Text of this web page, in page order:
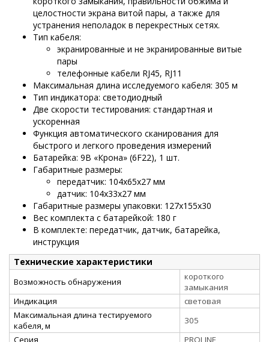
целостности экрана витой пары, а также для
устранения неполадок в перекрестных сетях.
Тип кабеля:
экранированные и не экранированные витые
пары
телефонные кабели RJ45, RJ11
Максимальная длина исследуемого кабеля: 305 м
Тип индикатора: светодиодный
Две скорости тестирования: стандартная и
ускоренная
Функция автоматического сканирования для
быстрого и легкого проведения измерений
Батарейка: 9В «Крона» (6F22), 1 шт.
Габаритные размеры:
передатчик: 104х65х27 мм
датчик: 104х33х27 мм
Габаритные размеры упаковки: 127х155х30
Вес комплекта с батарейкой: 180 г
В комплекте: передатчик, датчик, батарейка,
инструкция
Технические характеристики
Возможность обнаружения
короткого
замыкания
Индикация
световая
Максимальная длина тестируемого
кабеля, м
305
Серия
PROLINE